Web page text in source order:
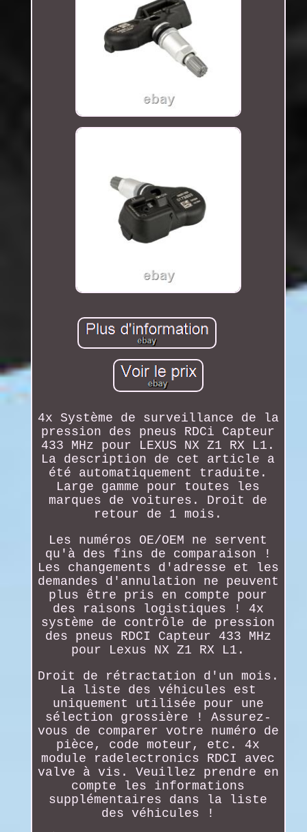
4x Système de surveillance de la
pression des pneus RDCi Capteur
433 MHz pour LEXUS NX Z1 RX L1.
La description de cet article a
été automatiquement traduite.
Large gamme pour toutes les
marques de voitures. Droit de
retour de 1 mois.
Les numéros OE/OEM ne servent
qu'à des fins de comparaison !
Les changements d'adresse et les
demandes d'annulation ne peuvent
plus être pris en compte pour
des raisons logistiques ! 4x
système de contrôle de pression
des pneus RDCI Capteur 433 MHz
pour Lexus NX Z1 RX L1.
Droit de rétractation d'un mois.
La liste des véhicules est
uniquement utilisée pour une
sélection grossière ! Assurez-
vous de comparer votre numéro de
pièce, code moteur, etc. 4x
module radelectronics RDCI avec
valve à vis. Veuillez prendre en
compte les informations
supplémentaires dans la liste
des véhicules !